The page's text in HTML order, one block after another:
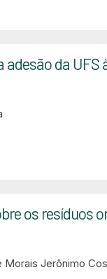
da UFS
os resíduos
Morais Jerônimo